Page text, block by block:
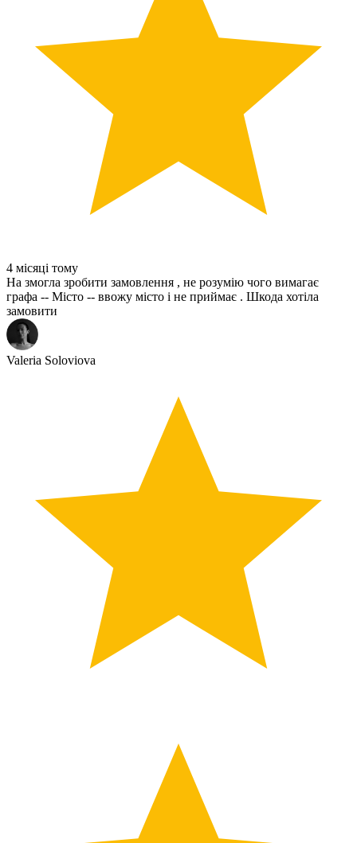
4 місяці тому
На змогла зробити замовлення , не розумію чого вимагає
графа -- Місто -- ввожу місто і не приймає . Шкода хотіла
замовити
Valeria Soloviova